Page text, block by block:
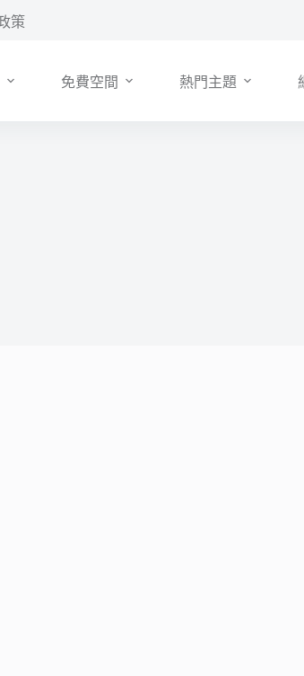
策
免費空間 熱門主題